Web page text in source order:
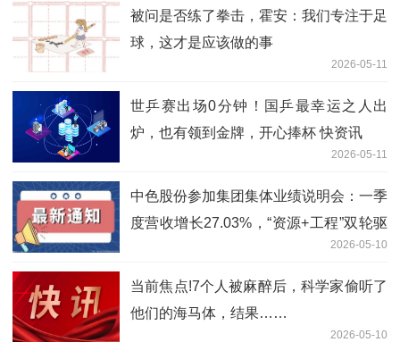
被问是否练了拳击，霍安：我们专注于足
球，这才是应该做的事
2026-05-11
世乒赛出场0分钟！国乒最幸运之人出
炉，也有领到金牌，开心捧杯 快资讯
2026-05-11
中色股份参加集团集体业绩说明会：一季
度营收增长27.03%，“资源+工程”双轮驱
2026-05-10
当前焦点!7个人被麻醉后，科学家偷听了
他们的海马体，结果……
2026-05-10